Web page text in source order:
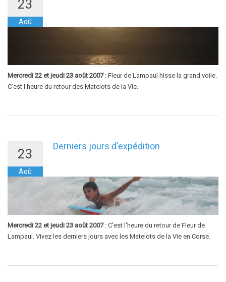
23
Aoû
Mercredi 22 et jeudi 23 août 2007: Fleur de Lampaul hisse la grand voile.
C'est l'heure du retour des Matelots de la Vie.
23
Aoû
Derniers jours d'expédition
Mercredi 22 et jeudi 23 août 2007: C'est l'heure du retour de Fleur de
Lampaul. Vivez les derniers jours avec les Matelots de la Vie en Corse.